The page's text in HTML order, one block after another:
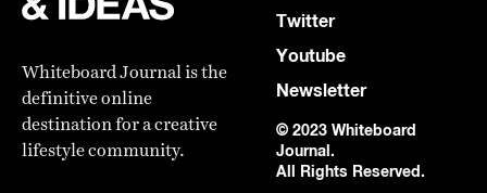
Whiteboard Journal is the
definitive online
destination for a creative
lifestyle community.
Twitter
Youtube
Newsletter
© 2023 Whiteboard
Journal.
All Rights Reserved.